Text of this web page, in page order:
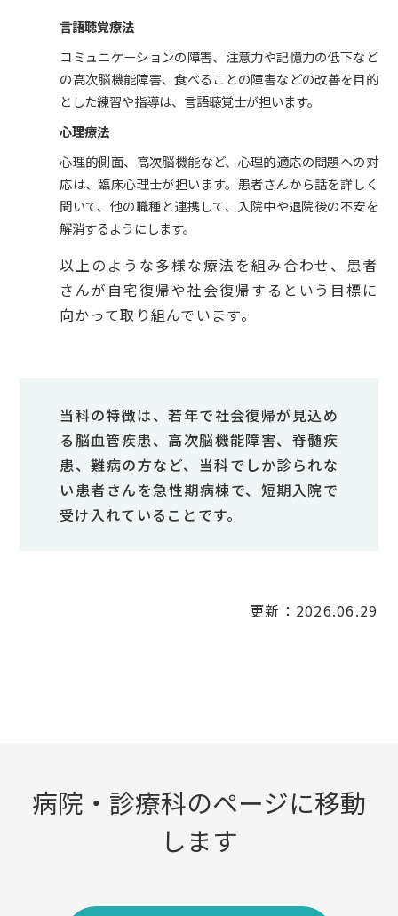
言語聴覚療法
コミュニケーションの障害、注意力や記憶力の低下など
の高次脳機能障害、食べることの障害などの改善を目的
とした練習や指導は、言語聴覚士が担います。
心理療法
心理的側面、高次脳機能など、心理的適応の問題への対
応は、臨床心理士が担います。患者さんから話を詳しく
聞いて、他の職種と連携して、入院中や退院後の不安を
解消するようにします。
以上のような多様な療法を組み合わせ、患者
さんが自宅復帰や社会復帰するという目標に
向かって取り組んでいます。
当科の特徴は、若年で社会復帰が見込め
る脳血管疾患、高次脳機能障害、脊髄疾
患、難病の方など、当科でしか診られな
い患者さんを急性期病棟で、短期入院で
受け入れていることです。
更新：2026.06.29
病院・診療科のページに移動
します